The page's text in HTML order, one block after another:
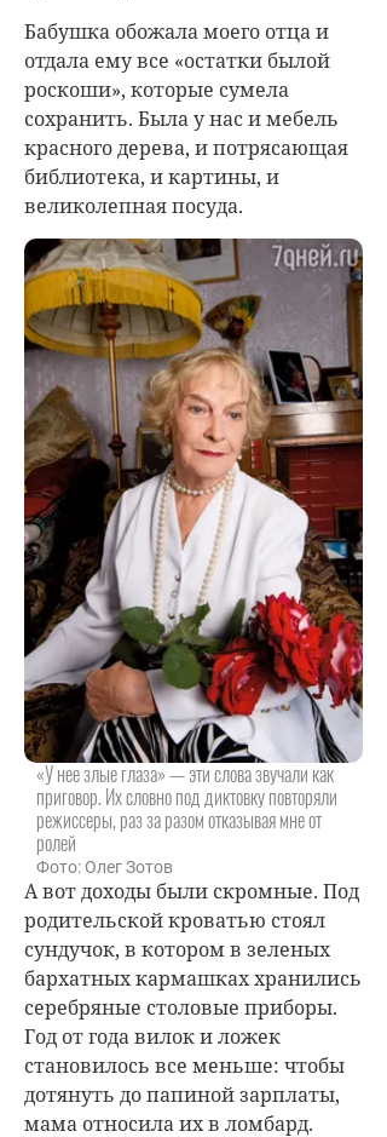
Бабушка обожала моего отца и
отдала ему все «остатки былой
роскоши», которые сумела
сохранить. Была у нас и мебель
красного дерева, и потрясающая
библиотека, и картины, и
великолепная посуда.
«У нее злые глаза» — эти слова звучали как
приговор. Их словно под диктовку повторяли
режиссеры, раз за разом отказывая мне от
ролей
Фото: Олег Зотов
А вот доходы были скромные. Под
родительской кроватью стоял
сундучок, в котором в зеленых
бархатных кармашках хранились
серебряные столовые приборы.
Год от года вилок и ложек
становилось все меньше: чтобы
дотянуть до папиной зарплаты,
мама относила их в ломбард.